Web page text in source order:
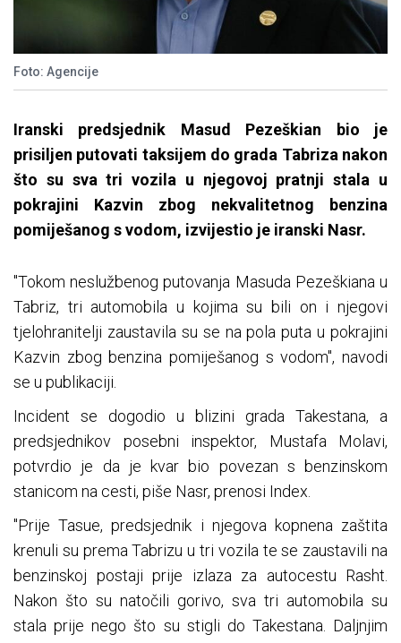
Foto: Agencije
Iranski predsjednik Masud Pezeškian bio je
prisiljen putovati taksijem do grada Tabriza nakon
što su sva tri vozila u njegovoj pratnji stala u
pokrajini Kazvin zbog nekvalitetnog benzina
pomiješanog s vodom, izvijestio je iranski Nasr.
"Tokom neslužbenog putovanja Masuda Pezeškiana u
Tabriz, tri automobila u kojima su bili on i njegovi
tjelohranitelji zaustavila su se na pola puta u pokrajini
Kazvin zbog benzina pomiješanog s vodom", navodi
se u publikaciji.
Incident se dogodio u blizini grada Takestana, a
predsjednikov posebni inspektor, Mustafa Molavi,
potvrdio je da je kvar bio povezan s benzinskom
stanicom na cesti, piše Nasr, prenosi Index.
"Prije Tasue, predsjednik i njegova kopnena zaštita
krenuli su prema Tabrizu u tri vozila te se zaustavili na
benzinskoj postaji prije izlaza za autocestu Rasht.
Nakon što su natočili gorivo, sva tri automobila su
stala prije nego što su stigli do Takestana. Daljnjim